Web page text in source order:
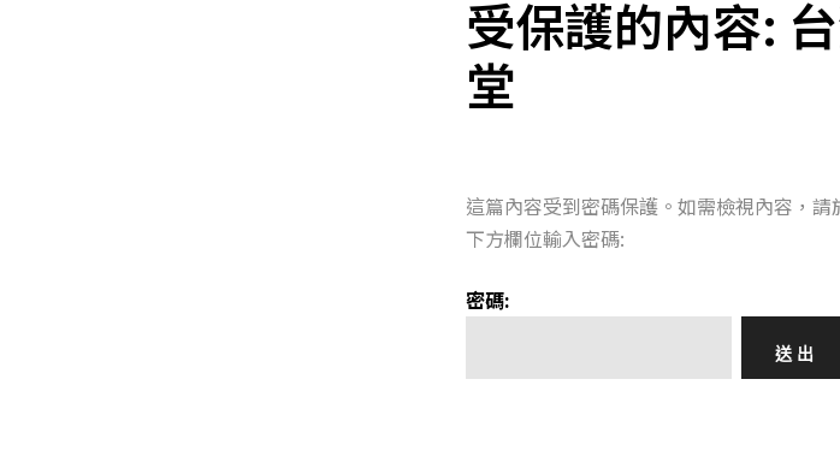
受保護的內容:
堂
這篇內容受到密碼保護。如需檢視內容，請
下方欄位輸入密碼:
密碼: